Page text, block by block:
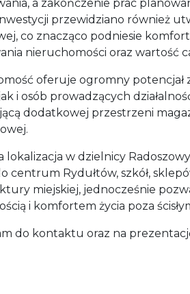
a zakończenie prac
przewidziano również
co znacząco podniesie
nieruchomości oraz wartość
oferuje ogromny potencjał
i osób prowadzących
dodatkowej przestrzeni
lokalizacja w dzielnicy
centrum Rydułtów, szkół,
miejskiej, jednocześnie
i komfortem życia poza
do kontaktu oraz na